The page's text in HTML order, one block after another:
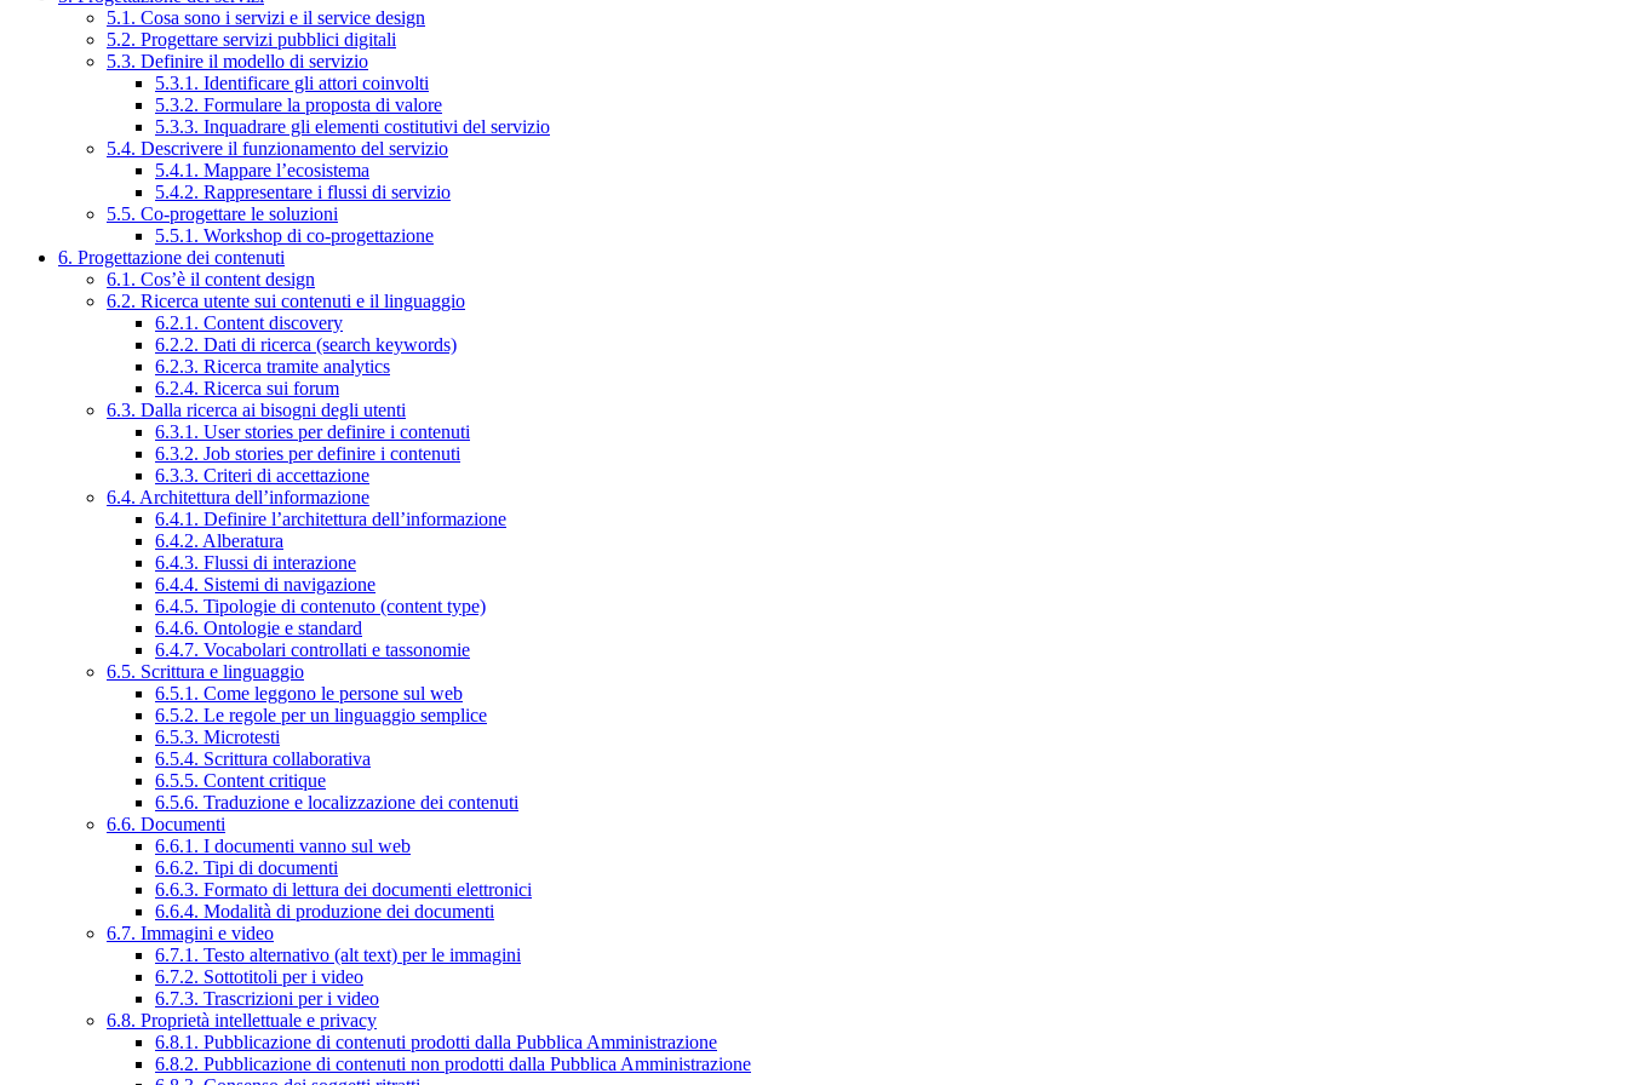
5.1. Cosa sono i servizi e il service design
5.2. Progettare servizi pubblici digitali
5.3. Definire il modello di servizio
5.3.1. Identificare gli attori coinvolti
5.3.2. Formulare la proposta di valore
5.3.3. Inquadrare gli elementi costitutivi del servizio
5.4. Descrivere il funzionamento del servizio
5.4.1. Mappare l’ecosistema
5.4.2. Rappresentare i flussi di servizio
5.5. Co-progettare le soluzioni
5.5.1. Workshop di co-progettazione
6. Progettazione dei contenuti
6.1. Cos’è il content design
6.2. Ricerca utente sui contenuti e il linguaggio
6.2.1. Content discovery
6.2.2. Dati di ricerca (search keywords)
6.2.3. Ricerca tramite analytics
6.2.4. Ricerca sui forum
6.3. Dalla ricerca ai bisogni degli utenti
6.3.1. User stories per definire i contenuti
6.3.2. Job stories per definire i contenuti
6.3.3. Criteri di accettazione
6.4. Architettura dell’informazione
6.4.1. Definire l’architettura dell’informazione
6.4.2. Alberatura
6.4.3. Flussi di interazione
6.4.4. Sistemi di navigazione
6.4.5. Tipologie di contenuto (content type)
6.4.6. Ontologie e standard
6.4.7. Vocabolari controllati e tassonomie
6.5. Scrittura e linguaggio
6.5.1. Come leggono le persone sul web
6.5.2. Le regole per un linguaggio semplice
6.5.3. Microtesti
6.5.4. Scrittura collaborativa
6.5.5. Content critique
6.5.6. Traduzione e localizzazione dei contenuti
6.6. Documenti
6.6.1. I documenti vanno sul web
6.6.2. Tipi di documenti
6.6.3. Formato di lettura dei documenti elettronici
6.6.4. Modalità di produzione dei documenti
6.7. Immagini e video
6.7.1. Testo alternativo (alt text) per le immagini
6.7.2. Sottotitoli per i video
6.7.3. Trascrizioni per i video
6.8. Proprietà intellettuale e privacy
6.8.1. Pubblicazione di contenuti prodotti dalla Pubblica Amministrazione
6.8.2. Pubblicazione di contenuti non prodotti dalla Pubblica Amministrazione